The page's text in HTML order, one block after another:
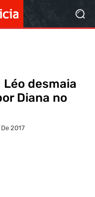
Léo desmaia
Diana no
2017